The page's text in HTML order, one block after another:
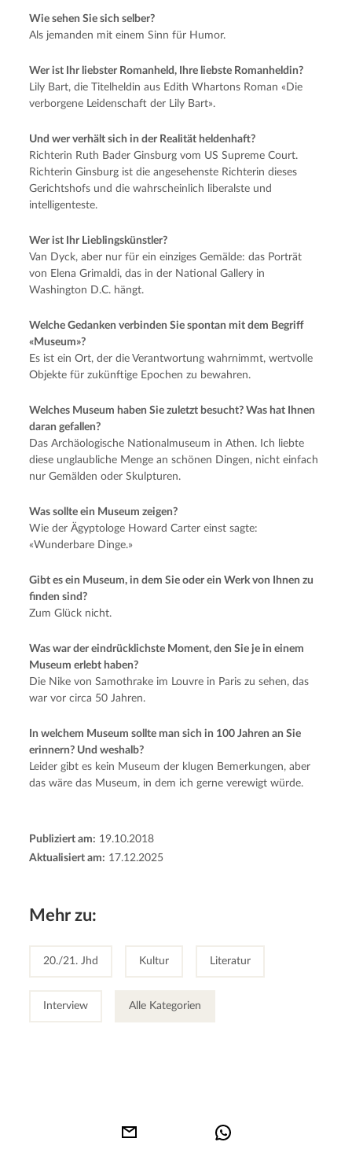
Wie sehen Sie sich selber?
Als jemanden mit einem Sinn für Humor.
Wer ist Ihr liebster Romanheld, Ihre liebste Romanheldin?
Lily Bart, die Titelheldin aus Edith Whartons Roman «Die
verborgene Leidenschaft der Lily Bart».
Und wer verhält sich in der Realität heldenhaft?
Richterin Ruth Bader Ginsburg vom US Supreme Court.
Richterin Ginsburg ist die angesehenste Richterin dieses
Gerichtshofs und die wahrscheinlich liberalste und
intelligenteste.
Wer ist Ihr Lieblingskünstler?
Van Dyck, aber nur für ein einziges Gemälde: das Porträt
von Elena Grimaldi, das in der National Gallery in
Washington D.C. hängt.
Welche Gedanken verbinden Sie spontan mit dem Begriff
«Museum»?
Es ist ein Ort, der die Verantwortung wahrnimmt, wertvolle
Objekte für zukünftige Epochen zu bewahren.
Welches Museum haben Sie zuletzt besucht? Was hat Ihnen
daran gefallen?
Das Archäologische Nationalmuseum in Athen. Ich liebte
diese unglaubliche Menge an schönen Dingen, nicht einfach
nur Gemälden oder Skulpturen.
Was sollte ein Museum zeigen?
Wie der Ägyptologe Howard Carter einst sagte:
«Wunderbare Dinge.»
Gibt es ein Museum, in dem Sie oder ein Werk von Ihnen zu
finden sind?
Zum Glück nicht.
Was war der eindrücklichste Moment, den Sie je in einem
Museum erlebt haben?
Die Nike von Samothrake im Louvre in Paris zu sehen, das
war vor circa 50 Jahren.
In welchem Museum sollte man sich in 100 Jahren an Sie
erinnern? Und weshalb?
Leider gibt es kein Museum der klugen Bemerkungen, aber
das wäre das Museum, in dem ich gerne verewigt würde.
Publiziert am: 19.10.2018
Aktualisiert am: 17.12.2025
Mehr zu:
20./21. Jhd Kultur Literatur
Interview Alle Kategorien